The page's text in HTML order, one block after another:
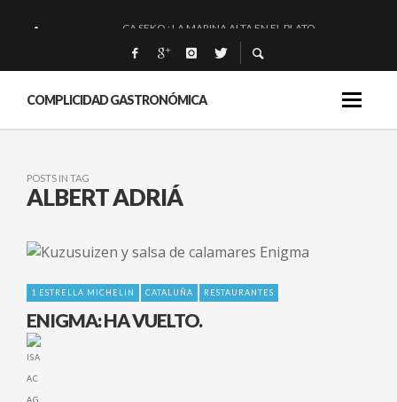
CA SEKO : LA MARINA ALTA EN EL PLATO.
QUIQUE DACOSTA: «UNA GRAN OBRA»
EL BARUCO DE ANERO: MUCHO MÁS QUE UN BAR.
COMPLICIDAD GASTRONÓMICA
POSTS IN TAG
ALBERT ADRIÁ
1 ESTRELLA MICHELIN CATALUÑA RESTAURANTES
ENIGMA: HA VUELTO.